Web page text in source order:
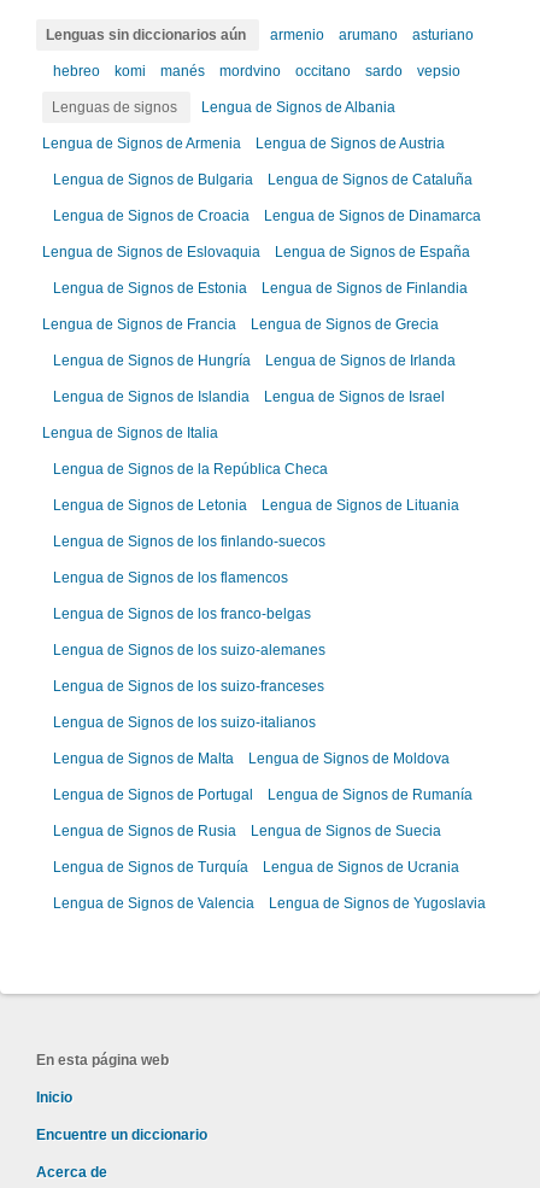
Lenguas sin diccionarios aún armenio arumano asturiano
hebreo komi manés mordvino occitano sardo vepsio
Lenguas de signos Lengua de Signos de Albania
Lengua de Signos de Armenia Lengua de Signos de Austria
Lengua de Signos de Bulgaria Lengua de Signos de Cataluña
Lengua de Signos de Croacia Lengua de Signos de Dinamarca
Lengua de Signos de Eslovaquia Lengua de Signos de España
Lengua de Signos de Estonia Lengua de Signos de Finlandia
Lengua de Signos de Francia Lengua de Signos de Grecia
Lengua de Signos de Hungría Lengua de Signos de Irlanda
Lengua de Signos de Islandia Lengua de Signos de Israel
Lengua de Signos de Italia
Lengua de Signos de la República Checa
Lengua de Signos de Letonia Lengua de Signos de Lituania
Lengua de Signos de los finlando-suecos
Lengua de Signos de los flamencos
Lengua de Signos de los franco-belgas
Lengua de Signos de los suizo-alemanes
Lengua de Signos de los suizo-franceses
Lengua de Signos de los suizo-italianos
Lengua de Signos de Malta Lengua de Signos de Moldova
Lengua de Signos de Portugal Lengua de Signos de Rumanía
Lengua de Signos de Rusia Lengua de Signos de Suecia
Lengua de Signos de Turquía Lengua de Signos de Ucrania
Lengua de Signos de Valencia Lengua de Signos de Yugoslavia
En esta página web
Inicio
Encuentre un diccionario
Acerca de